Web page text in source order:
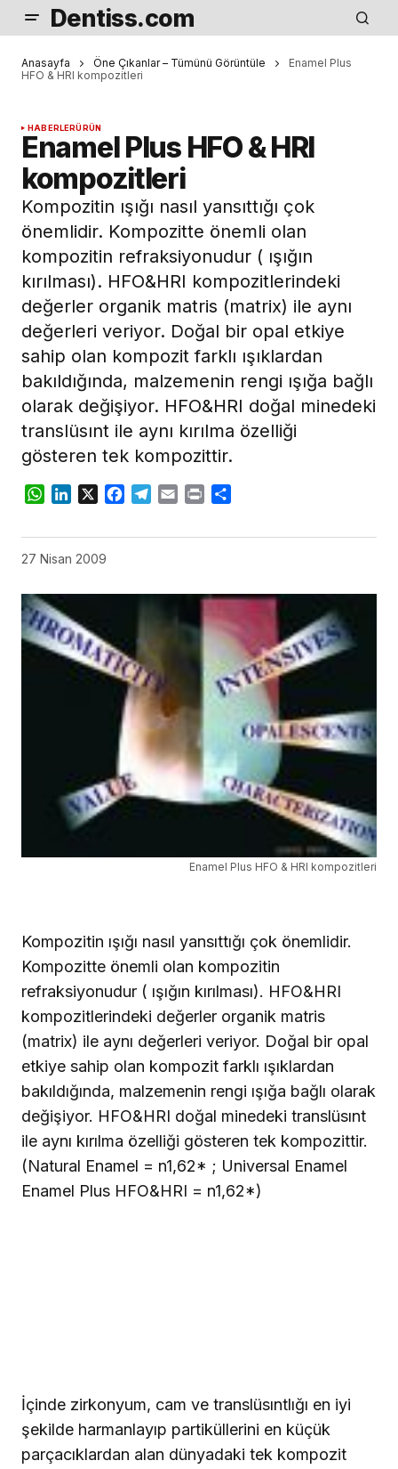
Dentiss.com
Anasayfa Öne Çıkanlar – Tümünü Görüntüle
Enamel Plus
HFO & HRI kompozitleri
HABERLERÜRÜN
Enamel Plus HFO & HRI
kompozitleri
Kompozitin ışığı nasıl yansıttığı çok
önemlidir. Kompozitte önemli olan
kompozitin refraksiyonudur ( ışığın
kırılması). HFO&HRI kompozitlerindeki
değerler organik matris (matrix) ile aynı
değerleri veriyor. Doğal bir opal etkiye
sahip olan kompozit farklı ışıklardan
bakıldığında, malzemenin rengi ışığa bağlı
olarak değişiyor. HFO&HRI doğal minedeki
translüsınt ile aynı kırılma özelliği
gösteren tek kompozittir.
WhatsApp
LinkedIn
X Facebook
Telegram
Email Print
27 Nisan 2009
Enamel Plus HFO & HRI kompozitleri
Kompozitin ışığı nasıl yansıttığı çok önemlidir.
Kompozitte önemli olan kompozitin
refraksiyonudur ( ışığın kırılması). HFO&HRI
kompozitlerindeki değerler organik matris
(matrix) ile aynı değerleri veriyor. Doğal bir opal
etkiye sahip olan kompozit farklı ışıklardan
bakıldığında, malzemenin rengi ışığa bağlı olarak
değişiyor. HFO&HRI doğal minedeki translüsınt
ile aynı kırılma özelliği gösteren tek kompozittir.
(Natural Enamel = n1,62* ; Universal Enamel
Enamel Plus HFO&HRI = n1,62*)
İçinde zirkonyum, cam ve translüsıntlığı en iyi
şekilde harmanlayıp partiküllerini en küçük
parçacıklardan alan dünyadaki tek kompozit